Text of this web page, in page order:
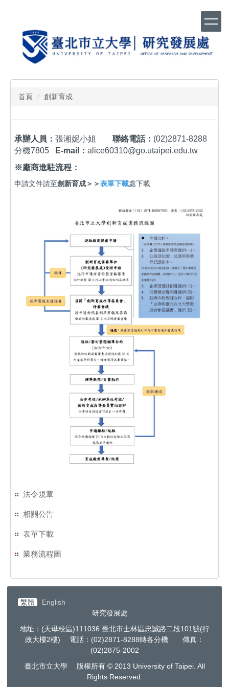
首頁 創新育成
承辦人員： 張湘妮小姐 聯絡電話： (02)2871-8288
分機7805
E-mail： alice60310@go.utaipei.edu.tw
※廠商進駐流程：
申請文件請至創新育成＞＞表單下載處下載
法令規章
相關公告
表單下載
業務流程圖
繁體
English
研究發展處
地址：(天母校區)111036 臺北市士林區忠誠路二段101號(行
政大樓2樓) 電話：(02)2871-8288轉各分機 傳真：
(02)2875-2002
臺北市立大學 版權所有 © 2013 University of Taipei. All
Rights Reserved.